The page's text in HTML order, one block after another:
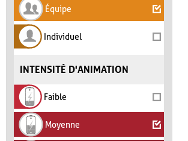
Équipe
Individuel
INTENSITÉ D'ANIMATION
Faible
Moyenne